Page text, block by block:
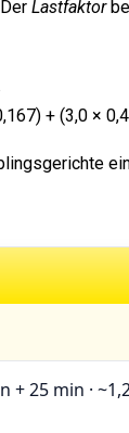
Lastfaktor
+ (3,0 ×
+ 25 min ·